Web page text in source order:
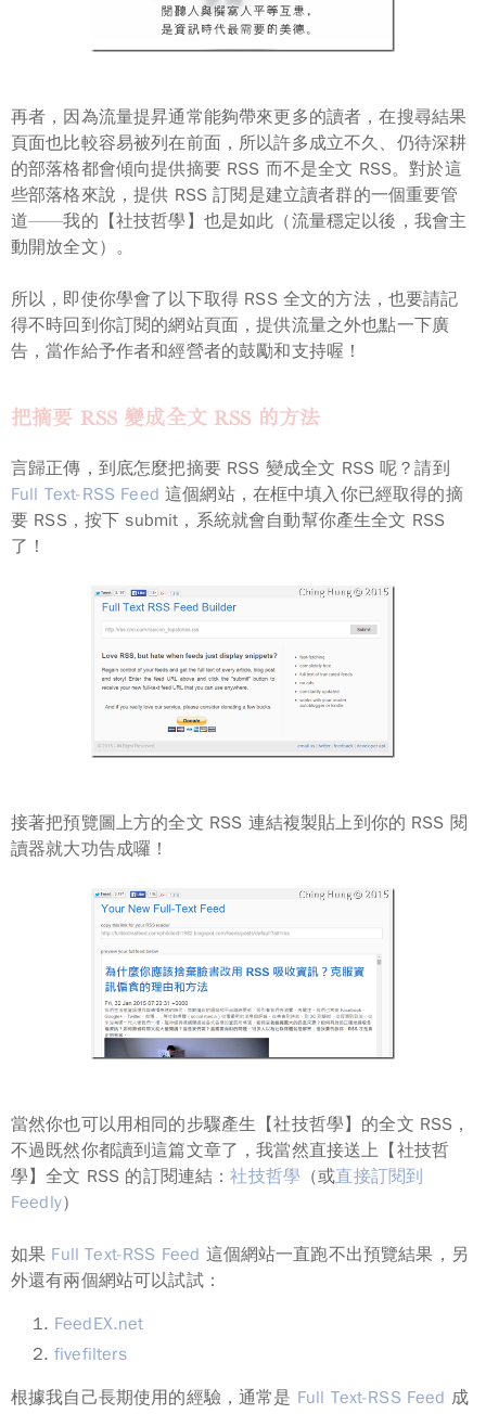
再者，因為流量提昇通常能夠帶來更多的讀者，在搜尋結果
頁面也比較容易被列在前面，所以許多成立不久、仍待深耕
的部落格都會傾向提供摘要 RSS 而不是全文 RSS。對於這
些部落格來說，提供 RSS 訂閱是建立讀者群的一個重要管
道——我的【社技哲學】也是如此（流量穩定以後，我會主
動開放全文）。
所以， 即使你學會了以下取得 RSS 全文的方法，也要請記
得不時回到你訂閱的網站頁面，提供流量之外也點一下廣
告，當作給予作者和經營者的鼓勵和支持喔！
把摘要 RSS 變成全文 RSS 的方法
言歸正傳，到底怎麼把摘要 RSS 變成全文 RSS 呢？請到
Full Text-RSS Feed 這個網站，在框中填入你已經取得的摘
要 RSS，按下 submit ，系統就會自動幫你產生全文 RSS
了！
接著把預覽圖上方的全文 RSS 連結複製貼上到你的 RSS 閱
讀器就大功告成囉！
當然你也可以用相同的步驟產生【社技哲學】的全文 RSS，
不過既然你都讀到這篇文章了，我當然直接送上【社技哲
學】全文 RSS 的訂閱連結：社技哲學 （或直接訂閱到
Feedly）
如果 Full Text-RSS Feed 這個網站一直跑不出預覽結果，另
外還有兩個網站可以試試：
FeedEX.net
fivefilters
根據我自己長期使用的經驗，通常是 Full Text-RSS Feed 成